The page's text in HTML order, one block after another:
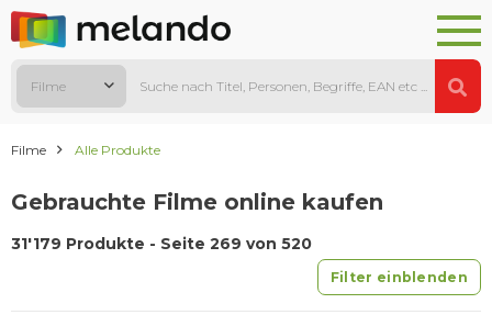
Filme
Filme Alle Produkte
Gebrauchte Filme online kaufen
31'179 Produkte - Seite 269 von 520
Filter einblenden